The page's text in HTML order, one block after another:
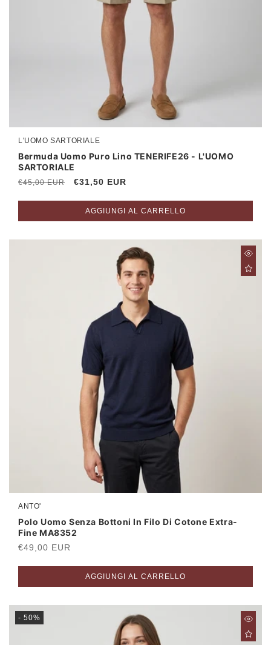
Produttore:
L'UOMO SARTORIALE
Bermuda Uomo Puro Lino TENERIFE26 - L'UOMO
SARTORIALE
Prezzo
€45,00 EUR
Prezzo
€31,50 EUR
AGGIUNGI AL CARRELLO
Produttore:
ANTO'
Polo Uomo Senza Bottoni In Filo Di Cotone Extra-
Fine MA8352
Prezzo
€49,00 EUR
AGGIUNGI AL CARRELLO
- 50%